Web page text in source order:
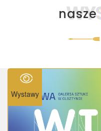
nasze
Wystawy